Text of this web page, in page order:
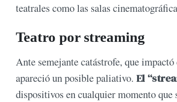
teatrales como las salas
Teatro por streaming
Ante semejante catástrofe, que
apareció un posible paliativo. El
dispositivos en cualquier momento que